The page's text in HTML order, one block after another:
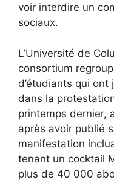
voir interdire un
sociaux.
L’Université de
consortium
d’étudiants qui
dans la
printemps dernier,
après avoir publié
manifestation
tenant un cocktail
plus de 40 000